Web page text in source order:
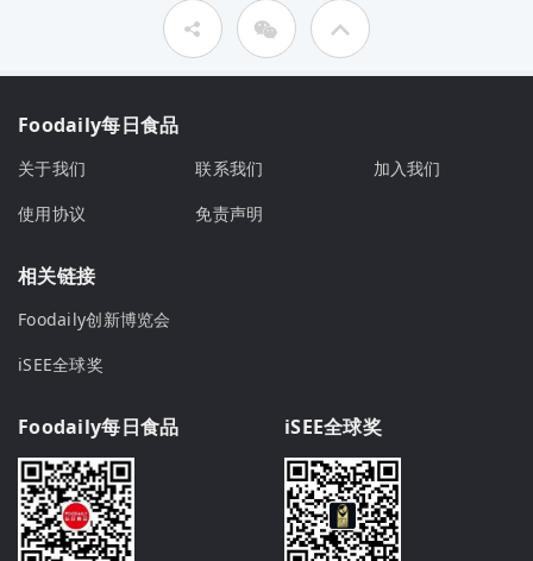
Foodaily每日食品
关于我们 联系我们
加入我们
使用协议
免责声明
相关链接
Foodaily创新博览会
iSEE全球奖
Foodaily每日食品 iSEE全球奖